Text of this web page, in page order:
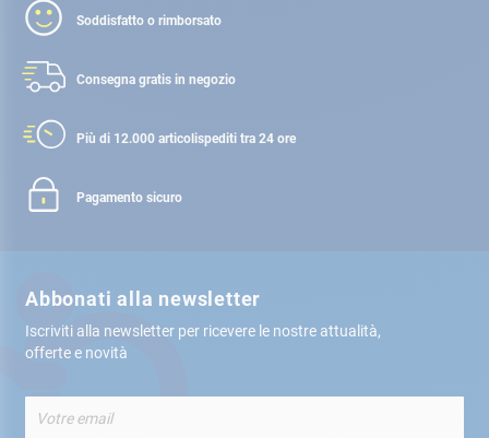
Soddisfatto o rimborsato
Consegna gratis in negozio
Più di 12.000 articolispediti tra 24 ore
Pagamento sicuro
Abbonati alla newsletter
Iscriviti alla newsletter per ricevere le nostre attualità,
offerte e novità
alla